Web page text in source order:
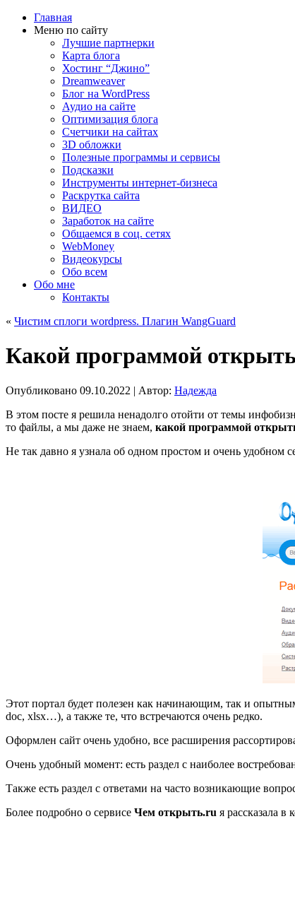
Главная
Меню по сайту
Лучшие партнерки
Карта блога
Хостинг “Джино”
Dreamweaver
Блог на WordPress
Аудио на сайте
Оптимизация блога
Счетчики на сайтах
3D обложки
Полезные программы и сервисы
Подсказки
Инструменты интернет-бизнеса
Раскрутка сайта
ВИДЕО
Заработок на сайте
Общаемся в соц. сетях
WebMoney
Видеокурсы
Обо всем
Обо мне
Контакты
« Чистим сплоги wordpress. Плагин WangGuard
Какой программой
Опубликовано 09.10.2022 | Автор: Надежда
В этом посте я решила ненадолго отойти от темы
то файлы, а мы даже не знаем, какой программой
Не так давно я узнала об одном простом и очень удобном
Этот портал будет полезен как начинающим, так и
doc, xlsx…), а также те, что встречаются очень редко.
Оформлен сайт очень удобно, все расширения
Очень удобный момент: есть раздел с наиболее
Также есть раздел с ответами на часто возникающие
Более подробно о сервисе Чем открыть.ru я рассказала в